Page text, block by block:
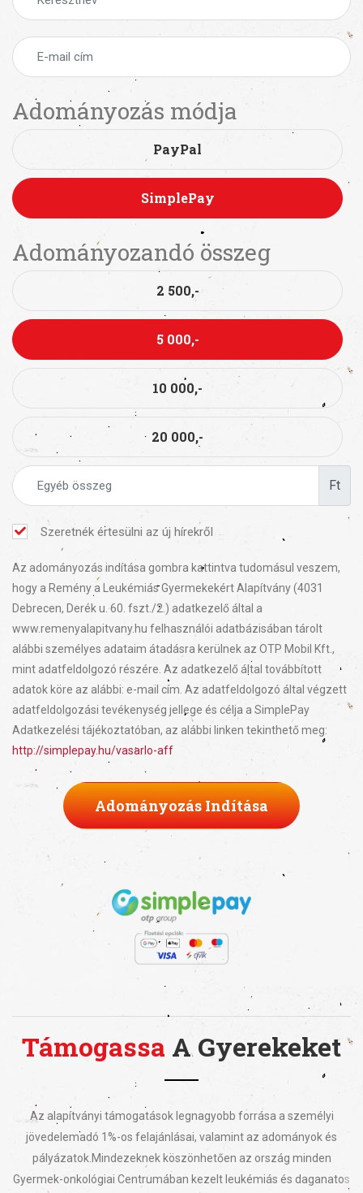
Adományozás módja
PayPal
SimplePay
Adományozandó összeg
2 500,-
5 000,-
10 000,-
20 000,-
Ft
Szeretnék értesülni az új hírekről
Az adományozás indítása gombra kattintva tudomásul veszem,
hogy a Remény a Leukémiás Gyermekekért Alapítvány (4031
Debrecen, Derék u. 60. fszt./2.) adatkezelő által a
www.remenyalapitvany.hu felhasználói adatbázisában tárolt
alábbi személyes adataim átadásra kerülnek az OTP Mobil Kft.,
mint adatfeldolgozó részére. Az adatkezelő által továbbított
adatok köre az alábbi: e-mail cím. Az adatfeldolgozó által végzett
adatfeldolgozási tevékenység jellege és célja a SimplePay
Adatkezelési tájékoztatóban, az alábbi linken tekinthető meg:
http://simplepay.hu/vasarlo-aff
Adományozás Indítása
Támogassa A Gyerekeket
Az alapítványi támogatások legnagyobb forrása a személyi
jövedelemadó 1%-os felajánlásai, valamint az adományok és
pályázatok. Mindezeknek köszönhetően az ország minden
Gyermek-onkológiai Centrumában kezelt leukémiás és daganatos